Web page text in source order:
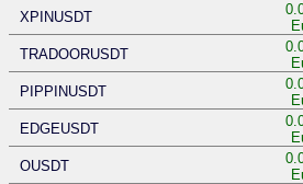
XPINUSDT
TRADOORUSDT
PIPPINUSDT
EDGEUSDT
OUSDT